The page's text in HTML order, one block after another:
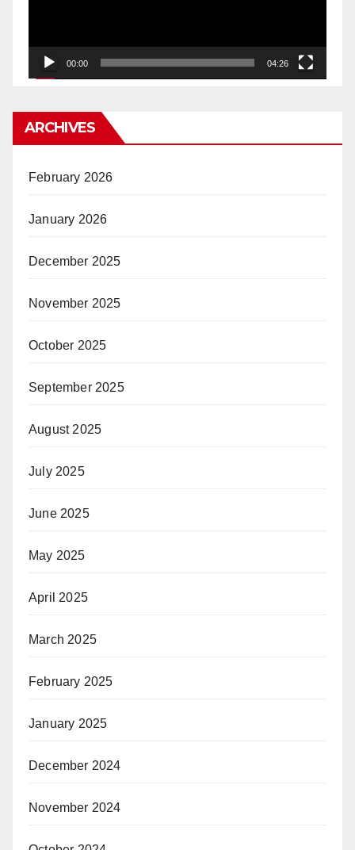
00:00 04:26
ARCHIVES
February 2026
January 2026
December 2025
November 2025
October 2025
September 2025
August 2025
July 2025
June 2025
May 2025
April 2025
March 2025
February 2025
January 2025
December 2024
November 2024